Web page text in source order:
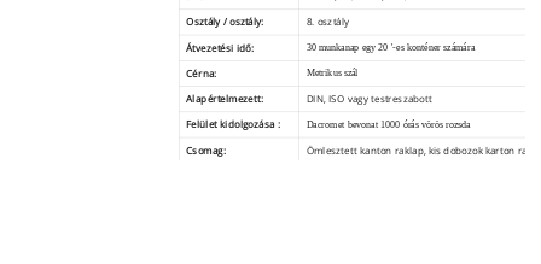
Osztály / osztály:
8. osztály
Átvezetési idő:
30 munkanap egy 20 '-es konténer számára
Cérna: Metrikus szál
Alapértelmezett: DIN, ISO vagy testreszabott
Felület kidolgozása : Dacromet bevonat 1000 órás vörös rozsda
Csomag:
Ömlesztett kanton raklap, kis dobozok karton